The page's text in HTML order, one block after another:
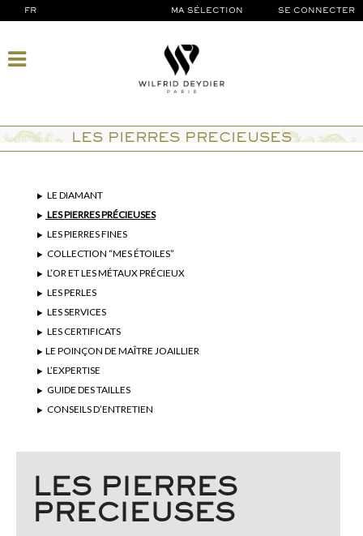
FR MA SÉLECTION SE CONNECTER
LES PIERRES PRECIEUSES
LE DIAMANT
LES PIERRES PRÉCIEUSES
LES PIERRES FINES
COLLECTION “MES ÉTOILES”
L’OR ET LES MÉTAUX PRÉCIEUX
LES PERLES
LES SERVICES
LES CERTIFICATS
LE POINÇON DE MAÎTRE JOAILLIER
L’EXPERTISE
GUIDE DES TAILLES
CONSEILS D’ENTRETIEN
LES PIERRES
PRECIEUSES